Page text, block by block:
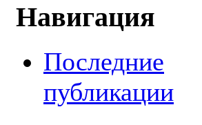
Навигация
Последние
публикации